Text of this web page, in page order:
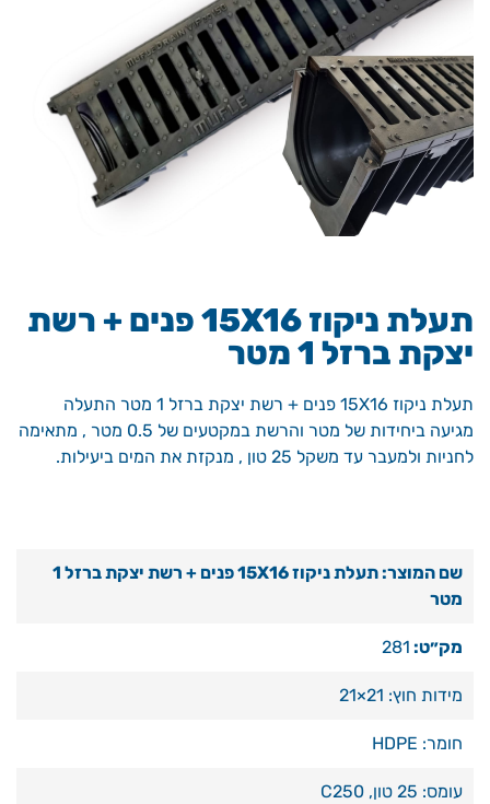
תעלת ניקוז 15X16 פנים + רשת
יצקת ברזל 1 מטר
תעלת ניקוז 15X16 פנים + רשת יצקת ברזל 1 מטר התעלה
מגיעה ביחידות של מטר והרשת במקטעים של 0.5 מטר , מתאימה
לחניות ולמעבר עד משקל 25 טון , מנקזת את המים ביעילות.
שם המוצר: תעלת ניקוז 15X16 פנים + רשת יצקת ברזל 1
מטר
מק״ט: 281
מידות חוץ: 21×21
חומר: HDPE
עומס: 25 טון, C250